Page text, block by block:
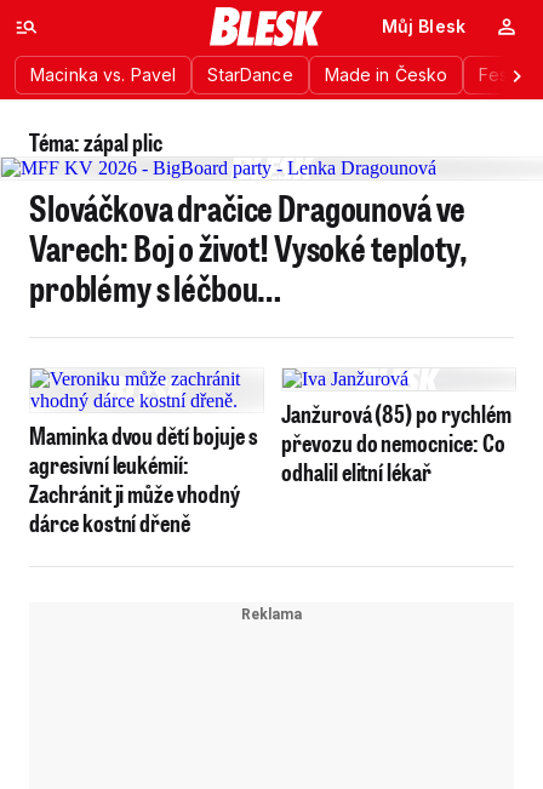
Macinka vs. Pavel StarDance Made in Česko
Můj Blesk
Téma: zápal plic
Slováčkova dračice Dragounová ve
Varech: Boj o život! Vysoké teploty,
problémy s léčbou…
Maminka dvou dětí bojuje s
agresivní leukémií:
Zachránit ji může vhodný
dárce kostní dřeně
Janžurová (85) po rychlém
převozu do nemocnice: Co
odhalil elitní lékař